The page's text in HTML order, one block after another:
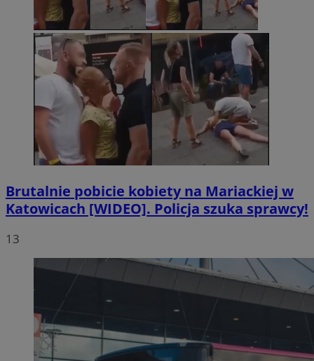
Brutalnie pobicie kobiety na Mariackiej w
Katowicach [WIDEO]. Policja szuka sprawcy!
13